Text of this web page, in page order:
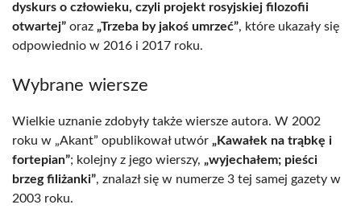
dyskurs o człowieku, czyli projekt rosyjskiej filozofii
otwartej” oraz „Trzeba by jakoś umrzeć”, które ukazały się
odpowiednio w 2016 i 2017 roku.
Wybrane wiersze
Wielkie uznanie zdobyły także wiersze autora. W 2002
roku w „Akant” opublikował utwór „Kawałek na trąbkę i
fortepian”; kolejny z jego wierszy, „wyjechałem; pieści
brzeg filiżanki”, znalazł się w numerze 3 tej samej gazety w
2003 roku.